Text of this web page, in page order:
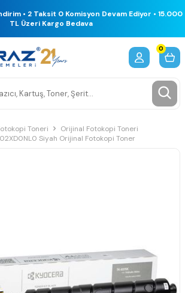
• 2 Taksit 0 Komisyon Devam Ediyor • 15.000
TL Üzeri Kargo Bedava
0
Toneri
Orijinal Fotokopi Toneri
Siyah Orijinal Fotokopi Toner